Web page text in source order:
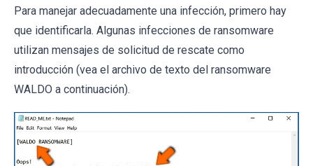
Para manejar adecuadamente una infección, primero hay
que identificarla. Algunas infecciones de ransomware
utilizan mensajes de solicitud de rescate como
introducción (vea el archivo de texto del ransomware
WALDO a continuación).